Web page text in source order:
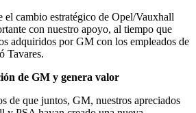
el cambio estratégico de Opel/Vauxhall
con nuestro apoyo, al tiempo que
adquiridos por GM con los empleados de
Tavares.
de GM y genera valor
de que juntos, GM, nuestros apreciados